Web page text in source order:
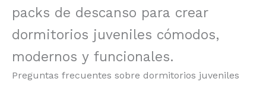
packs de descanso para crear
dormitorios juveniles cómodos,
modernos y funcionales.
Preguntas frecuentes sobre dormitorios juveniles